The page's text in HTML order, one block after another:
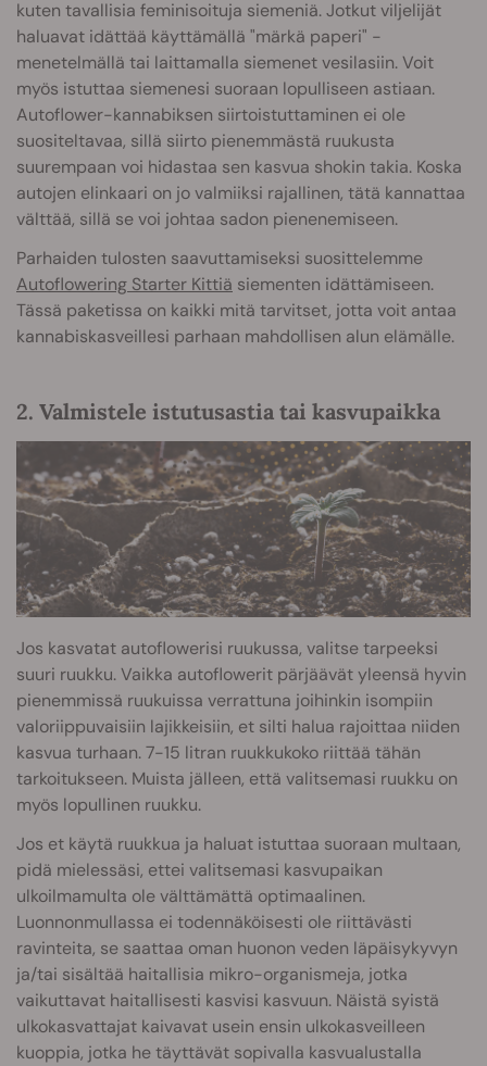
kuten tavallisia feminisoituja siemeniä. Jotkut viljelijät
haluavat idättää käyttämällä "märkä paperi" -
menetelmällä tai laittamalla siemenet vesilasiin. Voit
myös istuttaa siemenesi suoraan lopulliseen astiaan.
Autoflower-kannabiksen siirtoistuttaminen ei ole
suositeltavaa, sillä siirto pienemmästä ruukusta
suurempaan voi hidastaa sen kasvua shokin takia. Koska
autojen elinkaari on jo valmiiksi rajallinen, tätä kannattaa
välttää, sillä se voi johtaa sadon pienenemiseen.
Parhaiden tulosten saavuttamiseksi suosittelemme
Autoflowering Starter Kittiä siementen idättämiseen.
Tässä paketissa on kaikki mitä tarvitset, jotta voit antaa
kannabiskasveillesi parhaan mahdollisen alun elämälle.
2. Valmistele istutusastia tai kasvupaikka
Jos kasvatat autoflowerisi ruukussa, valitse tarpeeksi
suuri ruukku. Vaikka autoflowerit pärjäävät yleensä hyvin
pienemmissä ruukuissa verrattuna joihinkin isompiin
valoriippuvaisiin lajikkeisiin, et silti halua rajoittaa niiden
kasvua turhaan. 7-15 litran ruukkukoko riittää tähän
tarkoitukseen. Muista jälleen, että valitsemasi ruukku on
myös lopullinen ruukku.
Jos et käytä ruukkua ja haluat istuttaa suoraan multaan,
pidä mielessäsi, ettei valitsemasi kasvupaikan
ulkoilmamulta ole välttämättä optimaalinen.
Luonnonmullassa ei todennäköisesti ole riittävästi
ravinteita, se saattaa oman huonon veden läpäisykyvyn
ja/tai sisältää haitallisia mikro-organismeja, jotka
vaikuttavat haitallisesti kasvisi kasvuun. Näistä syistä
ulkokasvattajat kaivavat usein ensin ulkokasveilleen
kuoppia, jotka he täyttävät sopivalla kasvualustalla